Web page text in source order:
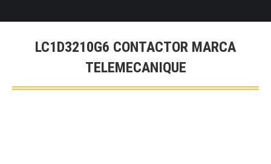
LC1D3210G6 CONTACTOR MARCA
TELEMECANIQUE